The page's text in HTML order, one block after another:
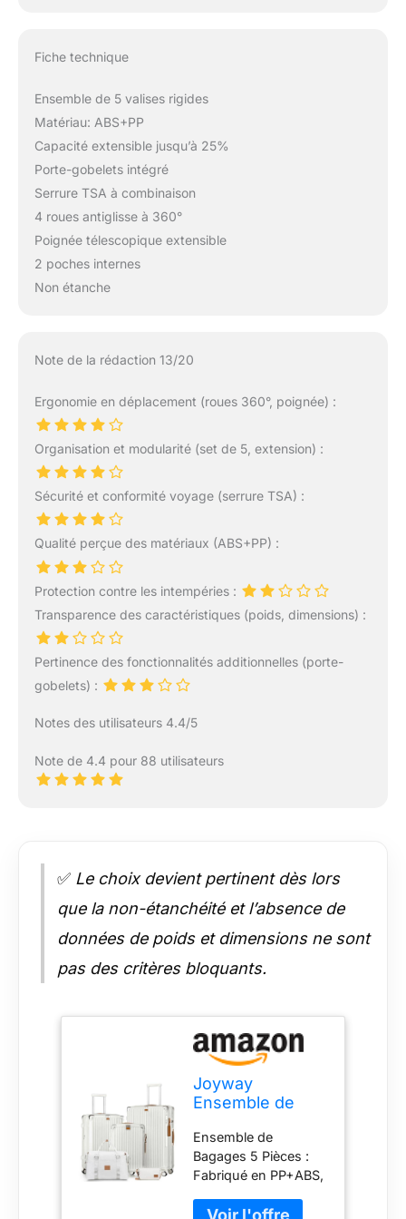
Fiche technique
Ensemble de 5 valises rigides
Matériau: ABS+PP
Capacité extensible jusqu’à 25%
Porte-gobelets intégré
Serrure TSA à combinaison
4 roues antiglisse à 360°
Poignée télescopique extensible
2 poches internes
Non étanche
Note de la rédaction 13/20
Ergonomie en déplacement (roues 360°, poignée) :
Organisation et modularité (set de 5, extension) :
Sécurité et conformité voyage (serrure TSA) :
Qualité perçue des matériaux (ABS+PP) :
Protection contre les intempéries :
Transparence des caractéristiques (poids, dimensions) :
Pertinence des fonctionnalités additionnelles (porte-
gobelets) :
Notes des utilisateurs 4.4/5
Note de 4.4 pour 88 utilisateurs
✅ Le choix devient pertinent dès lors
que la non-étanchéité et l’absence de
données de poids et dimensions ne sont
pas des critères bloquants.
Joyway
Ensemble de
Pièces, Serrure
TSA, roulettes
360°
Ensemble de
Bagages 5 Pièces :
Fabriqué en PP+ABS,
bagages est léger,